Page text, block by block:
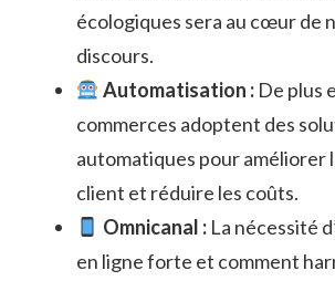
écologiques sera au cœur de
discours.
Automatisation :De plus
commerces adoptent des
automatiques pour améliorer
client et réduire les coûts.
Omnicanal :La nécessité
en ligne forte et comment